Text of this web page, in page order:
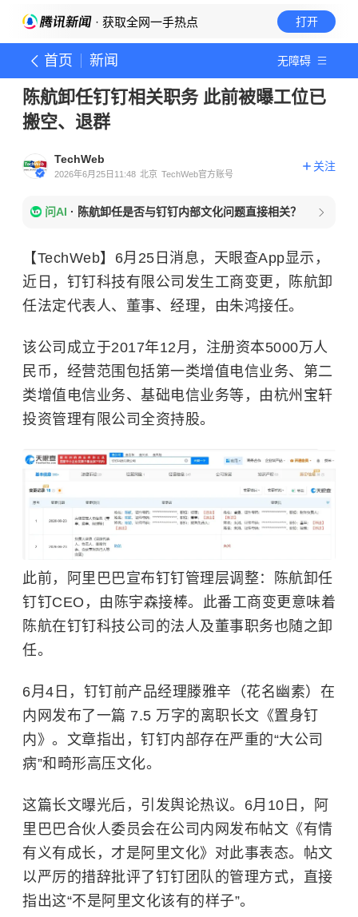
· 获取全网一手热点 打开
首页 新闻 无障碍
陈航卸任钉钉相关职务 此前被曝工位已
搬空、退群
TechWeb
2026年6月25日11:48 北京 TechWeb官方账号
关注
问AI · 陈航卸任是否与钉钉内部文化问题直接相关？
【TechWeb】6月25日消息，天眼查App显示，
近日，钉钉科技有限公司发生工商变更，陈航卸
任法定代表人、董事、经理，由朱鸿接任。
该公司成立于2017年12月，注册资本5000万人
民币，经营范围包括第一类增值电信业务、第二
类增值电信业务、基础电信业务等，由杭州宝轩
投资管理有限公司全资持股。
此前，阿里巴巴宣布钉钉管理层调整：陈航卸任
钉钉CEO，由陈宇森接棒。此番工商变更意味着
陈航在钉钉科技公司的法人及董事职务也随之卸
任。
6月4日，钉钉前产品经理滕雅辛（花名幽素）在
内网发布了一篇 7.5 万字的离职长文《置身钉
内》。文章指出，钉钉内部存在严重的“大公司
病”和畸形高压文化。
这篇长文曝光后，引发舆论热议。6月10日，阿
里巴巴合伙人委员会在公司内网发布帖文《有情
有义有成长，才是阿里文化》对此事表态。帖文
以严厉的措辞批评了钉钉团队的管理方式，直接
指出这“不是阿里文化该有的样子”。